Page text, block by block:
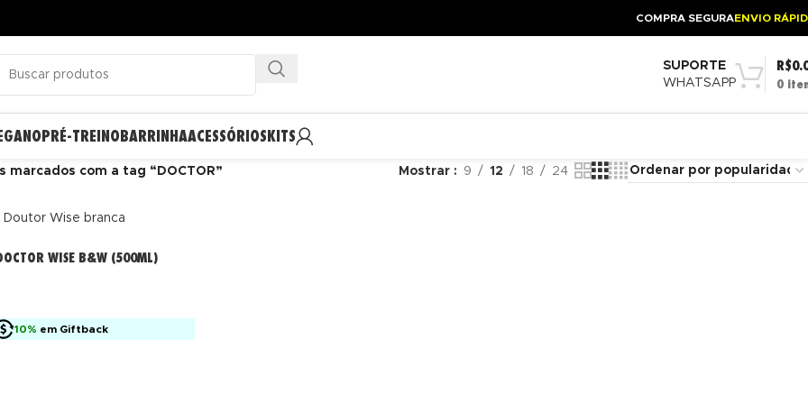
COMPRA SEGURAENVIO
SUPORTE
WHATSAPP
0
R$
PRÉ-TREINO BARRINHAACESSÓRIOS KITS
marcados com a tag “DOCTOR” Mostrar 9 12 18 24
WISE B&W (500ML)
10% em Giftback